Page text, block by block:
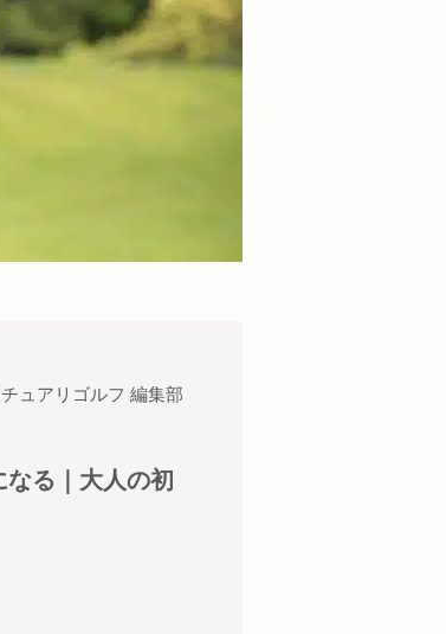
ュアリゴルフ 編集部
る｜大人の初